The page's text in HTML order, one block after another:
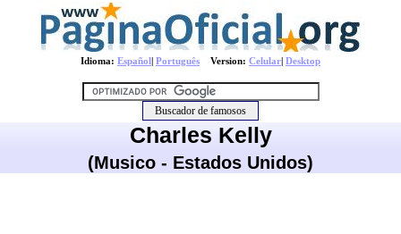
Idioma: Español| Português Version: Celular| Desktop
Charles Kelly
(Musico - Estados Unidos)